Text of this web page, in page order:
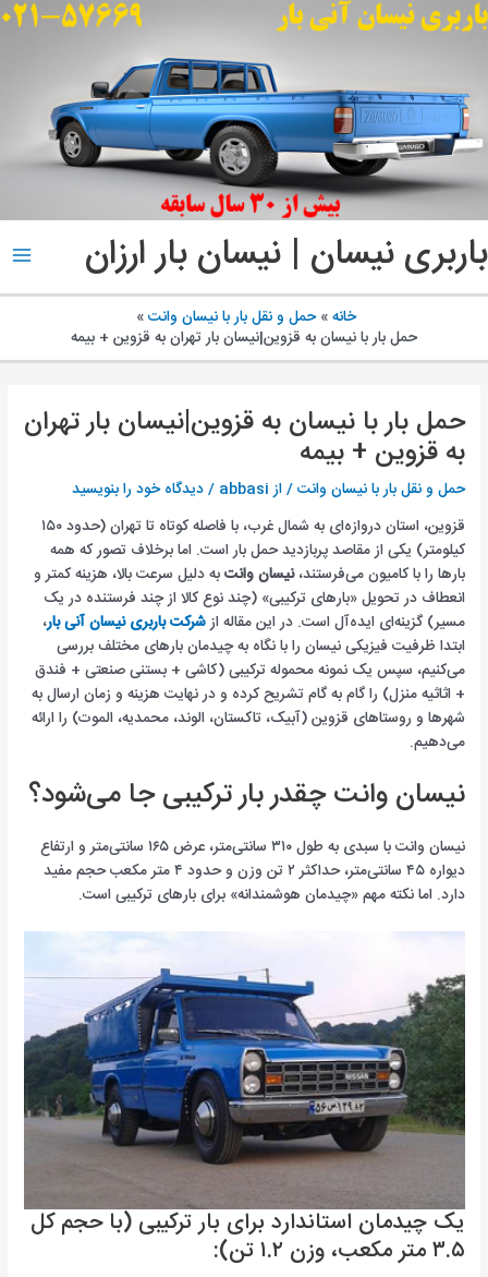
باربری نیسان | نیسان بار ارزان
خانه
حمل و نقل بار با نیسان وانت
حمل بار با نیسان به قزوین|نیسان بار تهران به قزوین + بیمه
حمل بار با نیسان به قزوین|نیسان بار تهران
به قزوین + بیمه
حمل و نقل بار با نیسان وانت/ از abbasi
/دیدگاه‌ خود را بنویسید
قزوین، استان دروازه‌ای به شمال غرب، با فاصله کوتاه تا تهران (حدود ۱۵۰
کیلومتر) یکی از مقاصد پربازدید حمل بار است. اما برخلاف تصور که همه
بارها را با کامیون می‌فرستند،نیسان وانتبه دلیل سرعت بالا، هزینه کمتر و
انعطاف در تحویل «بارهای ترکیبی» (چند نوع کالا از چند فرستنده در یک
مسیر) گزینه‌ای ایده‌آل است. در این مقاله ازشرکت باربری نیسان آنی بار،
ابتدا ظرفیت فیزیکی نیسان را با نگاه به چیدمان بارهای مختلف بررسی
می‌کنیم، سپس یک نمونه محموله ترکیبی (کاشی + بستنی صنعتی + فندق
+ اثاثیه منزل) را گام به گام تشریح کرده و در نهایت هزینه و زمان ارسال به
شهرها و روستاهای قزوین (آبیک، تاکستان، الوند، محمدیه، الموت) را ارائه
می‌دهیم.
نیسان وانت چقدر بار ترکیبی جا می‌شود؟
نیسان وانت با سبدی به طول ۳۱۰ سانتی‌متر، عرض ۱۶۵ سانتی‌متر و ارتفاع
دیواره ۴۵ سانتی‌متر، حداکثر ۲ تن وزن و حدود ۴ متر مکعب حجم مفید
دارد. اما نکته مهم «چیدمان هوشمندانه» برای بارهای ترکیبی است.
یک چیدمان استاندارد برای بار ترکیبی (با حجم کل
۳.۵ متر مکعب، وزن ۱.۲ تن):